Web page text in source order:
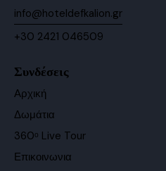
info@hoteldefkalion.gr
+30 2421 046509
Συνδέσεις
Αρχική
Δωμάτια
360ᵒ Live Tour
Επικοινωνια